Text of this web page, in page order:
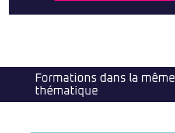
Formations dans la même
thématique